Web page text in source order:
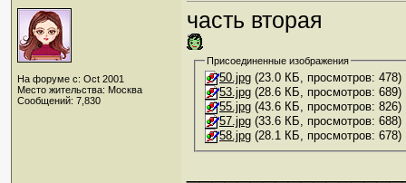
На форуме с: Oct 2001
Место жительства: Москва
Сообщений: 7,830
часть вторая
Присоединенные изображения
50.jpg (23.0 КБ, просмотров: 478)
53.jpg (28.6 КБ, просмотров: 689)
55.jpg (43.6 КБ, просмотров: 826)
57.jpg (33.6 КБ, просмотров: 688)
58.jpg (28.1 КБ, просмотров: 678)